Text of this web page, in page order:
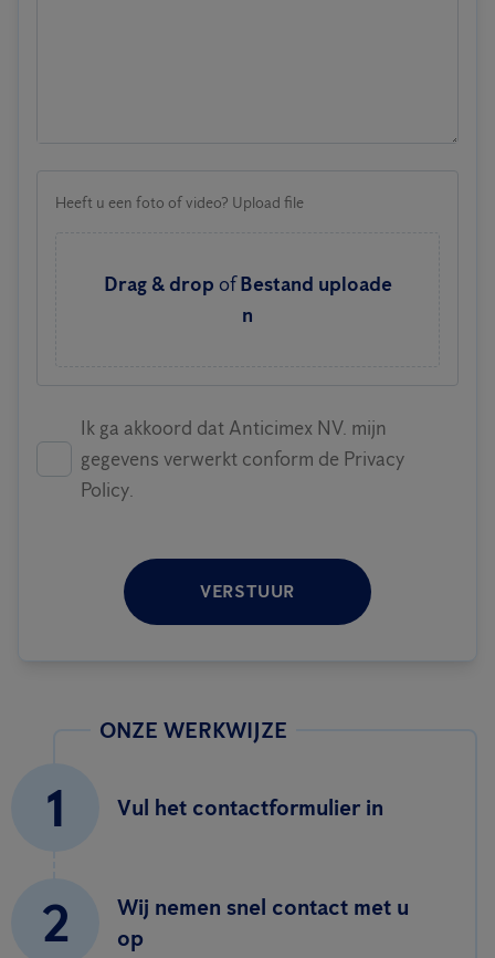
Heeft u een foto of video? Upload file
Drag & drop of Bestand uploade
n
Ik ga akkoord dat Anticimex NV. mijn
gegevens verwerkt conform de Privacy
Policy.
VERSTUUR
ONZE WERKWIJZE
1 Vul het contactformulier in
2
Wij nemen snel contact met u
op